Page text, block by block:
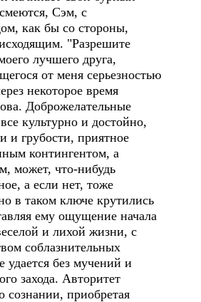
Сэм, с
как бы со стороны,
"Разрешите
лучшего друга,
от меня серьезностью
некоторое время
Доброжелательные
культурно и достойно,
и грубости, приятное
контингентом, а
может, что-нибудь
а если нет, тоже
в таком ключе крутились
ему ощущение начала
и лихой жизни, с
соблазнительных
удается без мучений и
захода. Авторитет
сознании, приобретая